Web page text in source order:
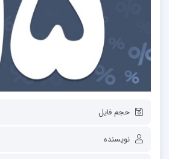
حجم فایل
نویسنده